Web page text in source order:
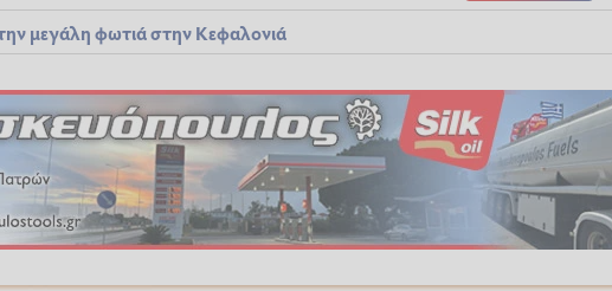
μεγάλη φωτιά στην Κεφαλονιά